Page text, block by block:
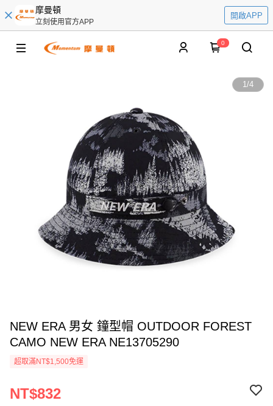
摩曼頓
立刻使用官方APP
開啟APP
0
1/4
NEW ERA 男女 鐘型帽 OUTDOOR FOREST
CAMO NEW ERA NE13705290
超取滿NT$1,500免運
NT$832